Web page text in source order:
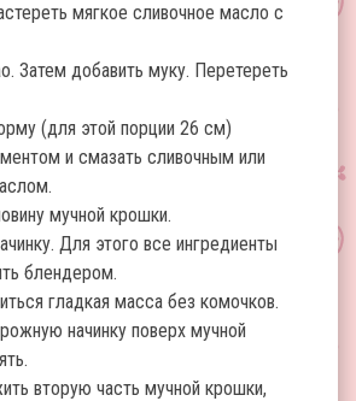
мягкое сливочное масло с
Затем добавить муку. Перетереть
(для этой порции 26 см)
и смазать сливочным или
мучной крошки.
Для этого все ингредиенты
блендером.
гладкая масса без комочков.
начинку поверх мучной
вторую часть мучной крошки,